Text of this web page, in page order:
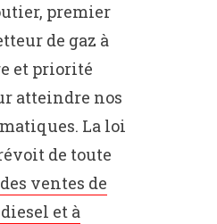
premier
de gaz à
et priorité
atteindre nos
La loi
de toute
ventes de
et à